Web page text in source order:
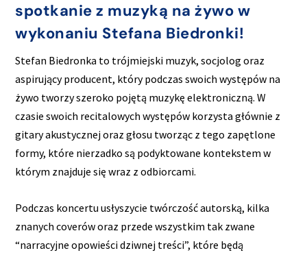
spotkanie z muzyką na żywo w
wykonaniu Stefana Biedronki!
Stefan Biedronka to trójmiejski muzyk, socjolog oraz
aspirujący producent, który podczas swoich występów na
żywo tworzy szeroko pojętą muzykę elektroniczną. W
czasie swoich recitalowych występów korzysta głównie z
gitary akustycznej oraz głosu tworząc z tego zapętlone
formy, które nierzadko są podyktowane kontekstem w
którym znajduje się wraz z odbiorcami.
Podczas koncertu usłyszycie twórczość autorską, kilka
znanych coverów oraz przede wszystkim tak zwane
“narracyjne opowieści dziwnej treści”, które będą